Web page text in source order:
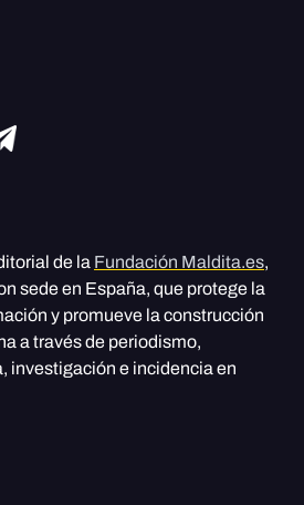
de la Fundación Maldita.es,
sede en España, que protege la
y promueve la construcción
a través de periodismo,
investigación e incidencia en